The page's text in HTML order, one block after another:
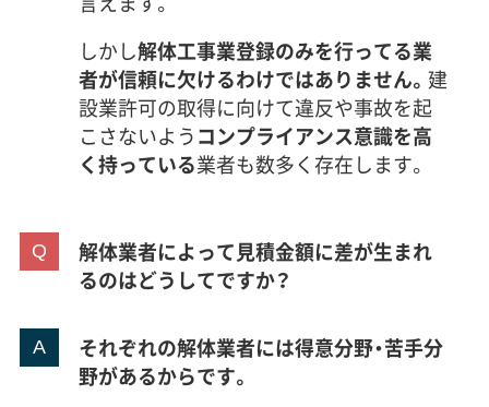
しかし解体工事業登録のみを行ってる業
者が信頼に欠けるわけではありません。 建
設業許可の取得に向けて違反や事故を起
こさないようコンプライアンス意識を高
く持っている業者も数多く存在します。
解体業者によって見積金額に差が生まれ
るのはどうしてですか？
それぞれの解体業者には得意分野・苦手分
野があるからです。